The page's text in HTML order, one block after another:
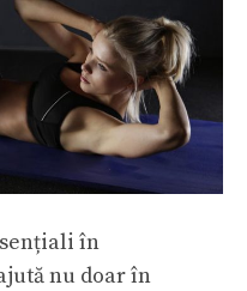
în
nu doar în